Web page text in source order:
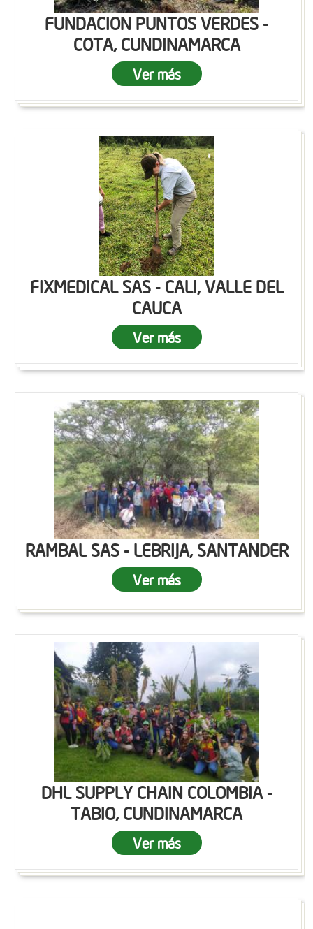
FUNDACION PUNTOS VERDES -
COTA, CUNDINAMARCA
Ver más
FIXMEDICAL SAS - CALI, VALLE DEL
CAUCA
Ver más
RAMBAL SAS - LEBRIJA, SANTANDER
Ver más
DHL SUPPLY CHAIN COLOMBIA -
TABIO, CUNDINAMARCA
Ver más